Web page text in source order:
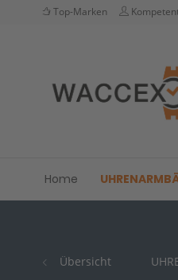
Top-Marken
Home
Übersicht